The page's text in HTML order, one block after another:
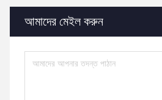
আমাদের মেইল ​​করুন